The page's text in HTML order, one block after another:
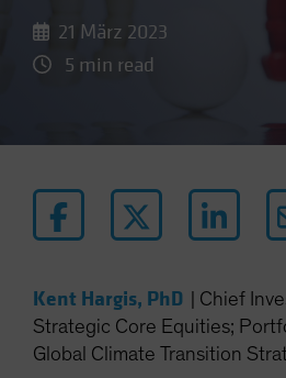
Iceland
Italy - Italia
Netherlands
New Zealand
Other Asia-Pacific
Poland
21 März 2023
5 min read
Kent Hargis, PhD
Chief
Strategic Core Equities;
Global Climate Transition